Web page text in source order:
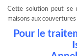
Cette solution peut se
maisons aux
Pour le